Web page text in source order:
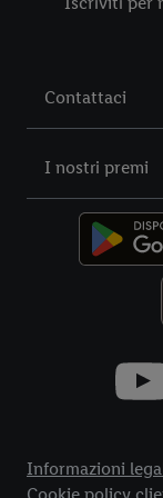
Contattaci
I nostri premi
Informazioni
nostre